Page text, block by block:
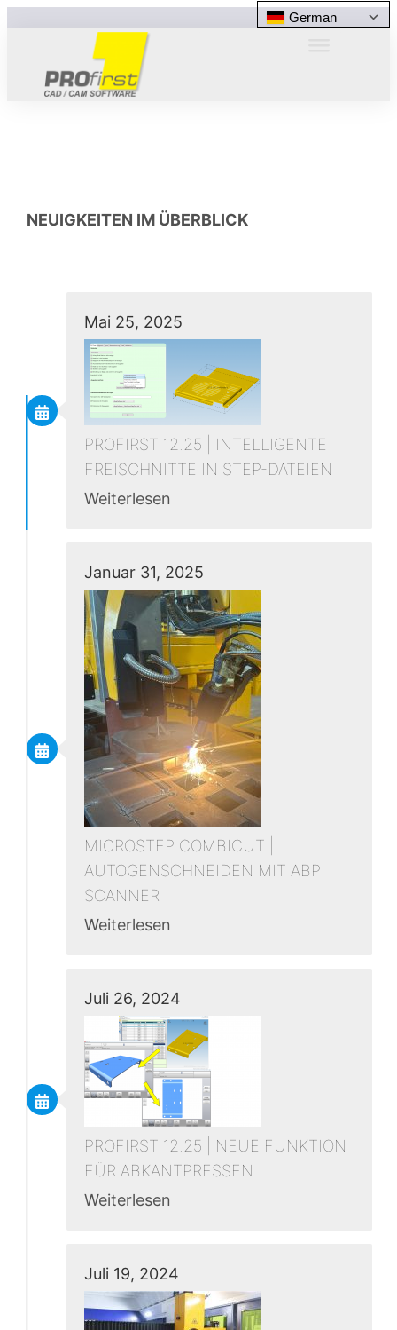
German
NEUIGKEITEN IM ÜBERBLICK
Mai 25, 2025
PROFIRST 12.25 | INTELLIGENTE
FREISCHNITTE IN STEP-DATEIEN
Weiterlesen
Januar 31, 2025
MICROSTEP COMBICUT |
AUTOGENSCHNEIDEN MIT ABP
SCANNER
Weiterlesen
Juli 26, 2024
PROFIRST 12.25 | NEUE FUNKTION
FÜR ABKANTPRESSEN
Weiterlesen
Juli 19, 2024